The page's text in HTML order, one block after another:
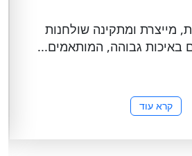
מייצרת ומתקינה שולחנות
באיכות גבוהה, המותאמים...
קרא עוד